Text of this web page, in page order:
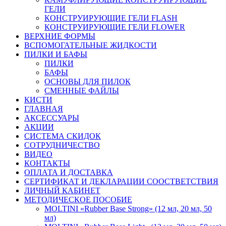
ГЕЛИ
КОНСТРУИРУЮЩИЕ ГЕЛИ FLASH
КОНСТРУИРУЮЩИЕ ГЕЛИ FLOWER
ВЕРХНИЕ ФОРМЫ
ВСПОМОГАТЕЛЬНЫЕ ЖИДКОСТИ
ПИЛКИ И БАФЫ
ПИЛКИ
БАФЫ
ОСНОВЫ ДЛЯ ПИЛОК
СМЕННЫЕ ФАЙЛЫ
КИСТИ
ГЛАВНАЯ
АКСЕССУАРЫ
АКЦИИ
СИСТЕМА СКИДОК
СОТРУДНИЧЕСТВО
ВИДЕО
КОНТАКТЫ
ОПЛАТА И ДОСТАВКА
СЕРТИФИКАТ И ДЕКЛАРАЦИИ СООСТВЕТСТВИЯ
ЛИЧНЫЙ КАБИНЕТ
МЕТОДИЧЕСКОЕ ПОСОБИЕ
MOLTINI «Rubber Base Strong» (12 мл, 20 мл, 50
мл)